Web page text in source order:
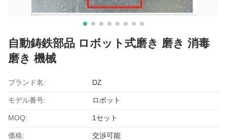
自動鋳鉄部品 ロボット式磨き 磨き 消毒
磨き 機械
ブランド名: DZ
モデル番号: ロボット
MOQ: 1セット
価格: 交渉可能